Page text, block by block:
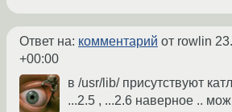
Ответ на: комментарий от rowlin
+00:00
в /usr/lib/ присутствуют
...2.5 , ...2.6 наверное ..